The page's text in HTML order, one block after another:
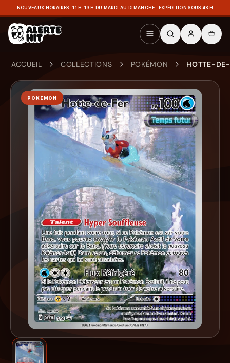
NOUVEAUX HORAIRES · 11 H–19 H DU MARDI AU DIMANCHE · EXPÉDITION SOUS 48 H
ACCUEIL COLLECTIONS POKÉMON HOTTE-
POKÉMON